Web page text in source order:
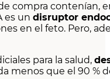
compra contenían,
es un disruptor
en el feto. Pero,
para la salud,
menos que el 90